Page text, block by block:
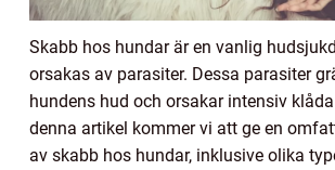
Skabb hos hundar är en vanlig
orsakas av parasiter. Dessa parasiter
hundens hud och orsakar intensiv
denna artikel kommer vi att ge en
av skabb hos hundar, inklusive olika